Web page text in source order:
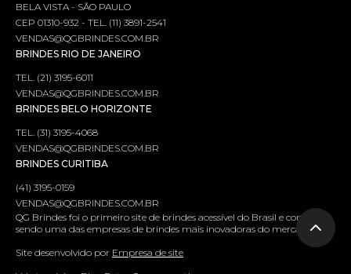
BELA VISTA - SÃO PAULO
CEP 01310-932 - TEL. (11) 3891-2541
VENDAS@QGBRINDES.COM.BR
BRINDES RIO DE JANEIRO
TEL. (21) 3195-6011
VENDAS@QGBRINDES.COM.BR
BRINDES BELO HORIZONTE
TEL. (31) 3195-4068
VENDAS@QGBRINDES.COM.BR
BRINDES CURITIBA
(41) 3195-0159
VENDAS@QGBRINDES.COM.BR
QG Brindes foi o primeiro site de brindes acessível do Brasil e continua
sendo uma das empresas de brindes mais inovadoras do mercado.
Site desenvolvido por Empresa de site